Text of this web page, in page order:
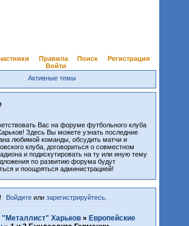
Правила Поиск
Регистрация
Войти
Активные темы
Вас на форуме футбольного клуба
Здесь Вы можете узнать последние
любимой команды, обсудить матчи и
клуба, договориться о совместном
и подискутировать на ту или иную тему
по развитию форума будут
и поощряться администрацией!
Войдите илизарегистрируйтесь
Харьков » Европейские